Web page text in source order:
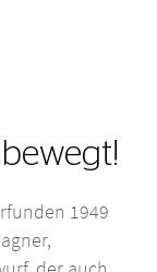
1949